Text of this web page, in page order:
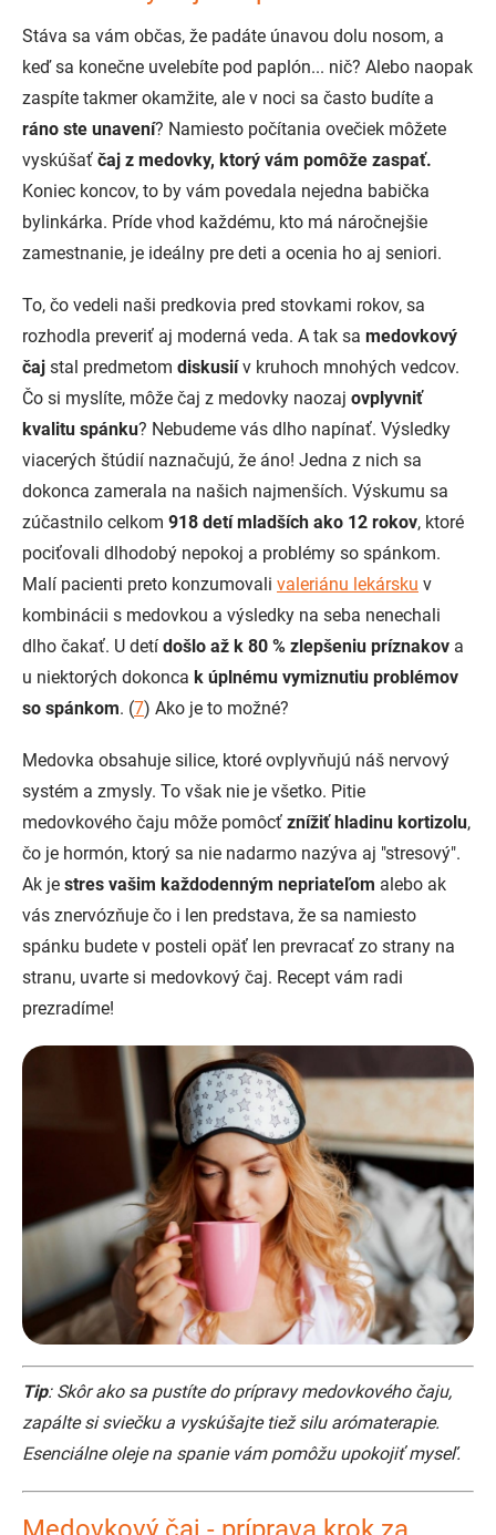
Stáva sa vám občas, že padáte únavou dolu nosom, a
keď sa konečne uvelebíte pod paplón... nič? Alebo naopak
zaspíte takmer okamžite, ale v noci sa často budíte a
ráno ste unavení? Namiesto počítania ovečiek môžete
vyskúšať čaj z medovky, ktorý vám pomôže zaspať.
Koniec koncov, to by vám povedala nejedna babička
bylinkárka. Príde vhod každému, kto má náročnejšie
zamestnanie, je ideálny pre deti a ocenia ho aj seniori.
To, čo vedeli naši predkovia pred stovkami rokov, sa
rozhodla preveriť aj moderná veda. A tak sa medovkový
čaj stal predmetom diskusiív kruhoch mnohých vedcov.
Čo si myslíte, môže čaj z medovky naozaj ovplyvniť
kvalitu spánku? Nebudeme vás dlho napínať. Výsledky
viacerých štúdií naznačujú, že áno! Jedna z nich sa
dokonca zamerala na našich najmenších. Výskumu sa
zúčastnilo celkom 918 detí mladších ako 12 rokov, ktoré
pociťovali dlhodobý nepokoj a problémy so spánkom.
Malí pacienti preto konzumovali valeriánu lekársku v
kombinácii s medovkou a výsledky na seba nenechali
dlho čakať. U detí došlo až k 80 % zlepšeniu príznakov a
u niektorých dokonca k úplnému vymiznutiu problémov
so spánkom. (7) Ako je to možné?
Medovka obsahuje silice, ktoré ovplyvňujú náš nervový
systém a zmysly. To však nie je všetko. Pitie
medovkového čaju môže pomôcť znížiť hladinu kortizolu,
čo je hormón, ktorý sa nie nadarmo nazýva aj "stresový".
Ak je stres vašim každodenným nepriateľom alebo ak
vás znervózňuje čo i len predstava, že sa namiesto
spánku budete v posteli opäť len prevracať zo strany na
stranu, uvarte si medovkový čaj. Recept vám radi
prezradíme!
Tip: Skôr ako sa pustíte do prípravy medovkového čaju,
zapálte si sviečku a vyskúšajte tiež silu arómaterapie.
Esenciálne oleje na spanie vám pomôžu upokojiť myseľ.